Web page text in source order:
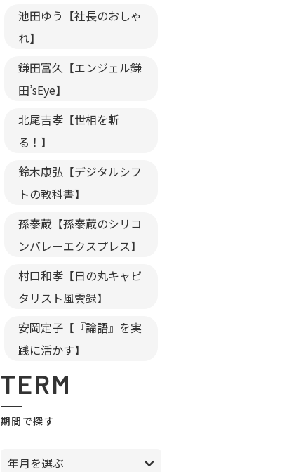
池田ゆう【社長のおしゃ
れ】
鎌田富久【エンジェル鎌
田’sEye】
北尾吉孝【世相を斬
る！】
鈴木康弘【デジタルシフ
トの教科書】
孫泰蔵【孫泰蔵のシリコ
ンバレーエクスプレス】
村口和孝【日の丸キャピ
タリスト風雲録】
安岡定子【『論語』を実
践に活かす】
TERM
期間で探す
年月を選ぶ